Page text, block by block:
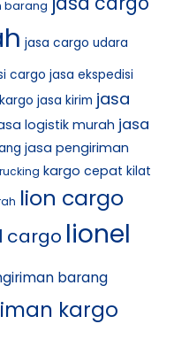
barang
jasa cargo udara
cargo jasa ekspedisi
jasa kirim jasa
logistik murah jasa
jasa pengiriman
kargo cepat kilat
lion cargo
cargo lionel
barang
kargo